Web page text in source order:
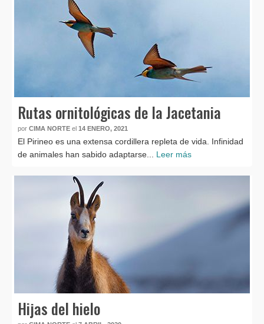
Rutas ornitológicas de la Jacetania
por CIMA NORTE el 14 ENERO, 2021
El Pirineo es una extensa cordillera repleta de vida. Infinidad
de animales han sabido adaptarse... Leer más
Hijas del hielo